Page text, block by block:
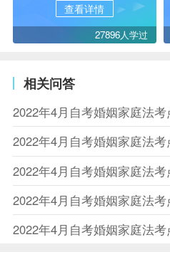
查看详情
27896人学过
相关问答
2022年4月自考婚姻家庭法
2022年4月自考婚姻家庭法
2022年4月自考婚姻家庭法
2022年4月自考婚姻家庭法
2022年4月自考婚姻家庭法